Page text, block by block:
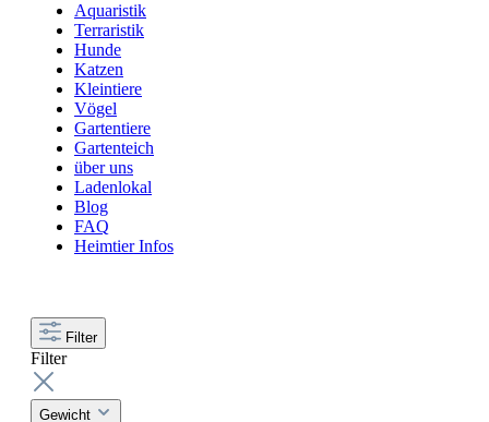
Aquaristik
Terraristik
Hunde
Katzen
Kleintiere
Vögel
Gartentiere
Gartenteich
über uns
Ladenlokal
Blog
FAQ
Heimtier Infos
Filter
Filter
Gewicht